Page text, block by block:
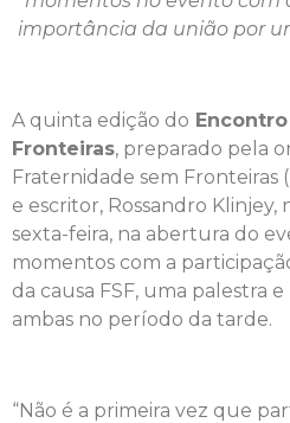
importância da união por
A quinta edição do
Fronteiras, preparado pela o
Fraternidade sem Fronteiras
e escritor, Rossandro Klinjey,
sexta-feira, na abertura do
momentos com a
da causa FSF, uma palestra
ambas no período da tarde.
“Não é a primeira vez que